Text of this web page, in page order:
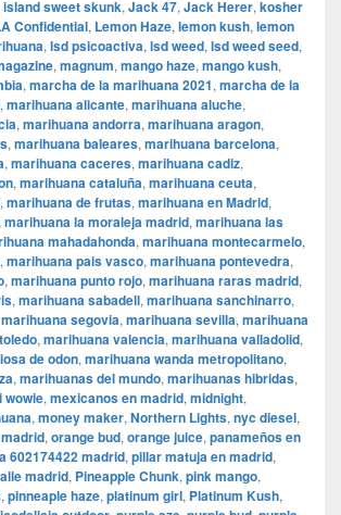
island sweet skunk, Jack 47, Jack Herer, kosher
Confidential, Lemon Haze, lemon kush, lemon
, lsd psicoactiva, lsd weed, lsd weed seed,
, magnum, mango haze, mango kush,
, marcha de la marihuana 2021, marcha de la
, marihuana alicante, marihuana aluche,
, marihuana andorra, marihuana aragon,
, marihuana baleares, marihuana barcelona,
, marihuana caceres, marihuana cadiz,
, marihuana cataluña, marihuana ceuta,
, marihuana de frutas, marihuana en Madrid,
marihuana la moraleja madrid, marihuana las
mahadahonda, marihuana montecarmelo,
, marihuana pais vasco, marihuana pontevedra,
, marihuana punto rojo, marihuana raras madrid,
, marihuana sabadell, marihuana sanchinarro,
marihuana segovia, marihuana sevilla, marihuana
, marihuana valencia, marihuana valladolid,
de odon, marihuana wanda metropolitano,
, marihuanas del mundo, marihuanas hibridas,
wowie, mexicanos en madrid, midnight,
, money maker, Northern Lights, nyc diesel,
, orange bud, orange juice, panameños en
602174422 madrid, pillar matuja en madrid,
madrid, Pineapple Chunk, pink mango,
, pinneaple haze, platinum girl, Platinum Kush,